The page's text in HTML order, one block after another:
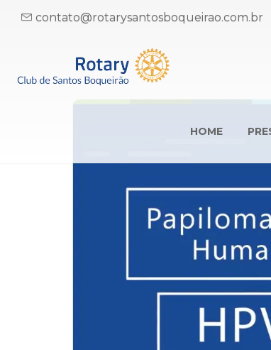
contato@rotarysantosboqueirao.com.br
HOME